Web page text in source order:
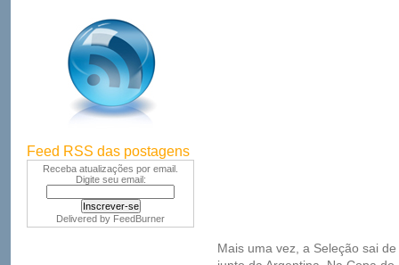
Feed RSS das postagens
Receba atualizações por email.
Digite seu email:
Delivered by FeedBurner
Mais uma vez, a Seleção sai